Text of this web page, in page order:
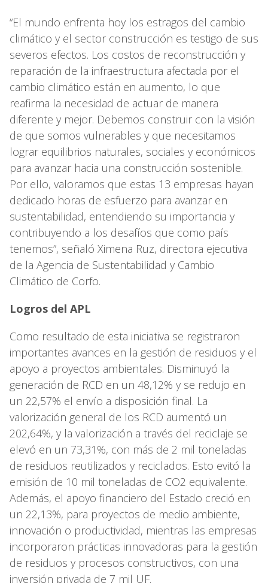
“El mundo enfrenta hoy los estragos del cambio
climático y el sector construcción es testigo de sus
severos efectos. Los costos de reconstrucción y
reparación de la infraestructura afectada por el
cambio climático están en aumento, lo que
reafirma la necesidad de actuar de manera
diferente y mejor. Debemos construir con la visión
de que somos vulnerables y que necesitamos
lograr equilibrios naturales, sociales y económicos
para avanzar hacia una construcción sostenible.
Por ello, valoramos que estas 13 empresas hayan
dedicado horas de esfuerzo para avanzar en
sustentabilidad, entendiendo su importancia y
contribuyendo a los desafíos que como país
tenemos”, señaló Ximena Ruz, directora ejecutiva
de la Agencia de Sustentabilidad y Cambio
Climático de Corfo.
Logros del APL
Como resultado de esta iniciativa se registraron
importantes avances en la gestión de residuos y el
apoyo a proyectos ambientales. Disminuyó la
generación de RCD en un 48,12% y se redujo en
un 22,57% el envío a disposición final. La
valorización general de los RCD aumentó un
202,64%, y la valorización a través del reciclaje se
elevó en un 73,31%, con más de 2 mil toneladas
de residuos reutilizados y reciclados. Esto evitó la
emisión de 10 mil toneladas de CO2 equivalente.
Además, el apoyo financiero del Estado creció en
un 22,13%, para proyectos de medio ambiente,
innovación o productividad, mientras las empresas
incorporaron prácticas innovadoras para la gestión
de residuos y procesos constructivos, con una
inversión privada de 7 mil UF.